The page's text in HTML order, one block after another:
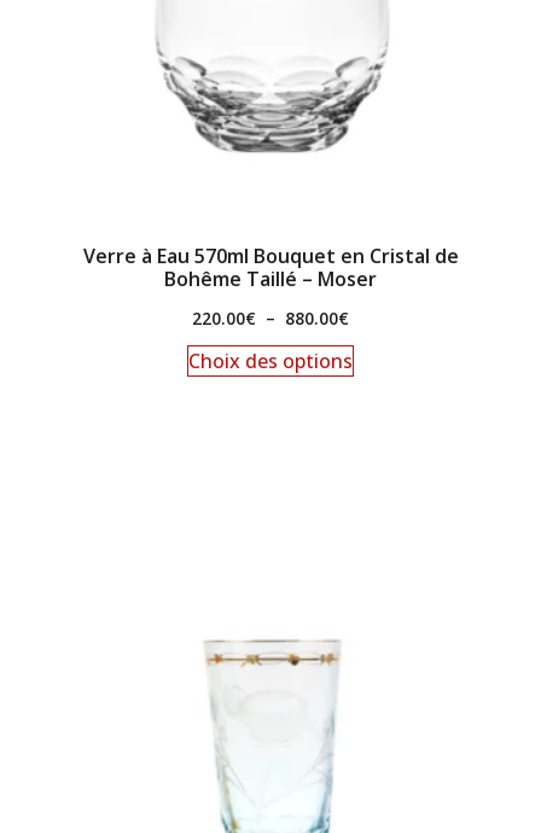
Verre à Eau 570ml Bouquet en Cristal de
Bohême Taillé – Moser
220.00€ – 880.00€
Choix des options